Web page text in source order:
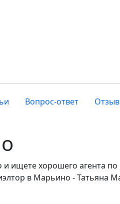
Вопрос-ответ
ищете хорошего агента
в Марьино - Татьяна